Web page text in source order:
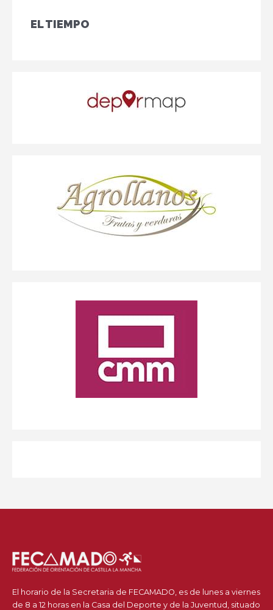
EL TIEMPO
El horario de la Secretaria de FECAMADO, es de lunes a viernes
de 8 a 12 horas en la Casa del Deporte y de la Juventud, situado